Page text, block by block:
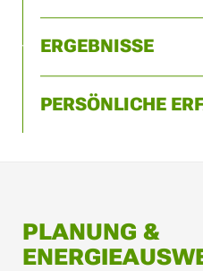
ERGEBNISSE
PERSÖNLICHE
PLANUNG &